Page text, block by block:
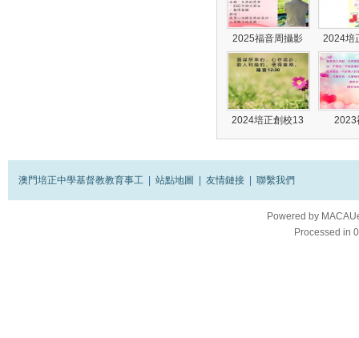
2025福音周攝影 2024培
2024培正創校13 2023
澳門培正中學基督教教育事工 站點地圖 友情鏈接 聯繫我們
Powered by
Processed in